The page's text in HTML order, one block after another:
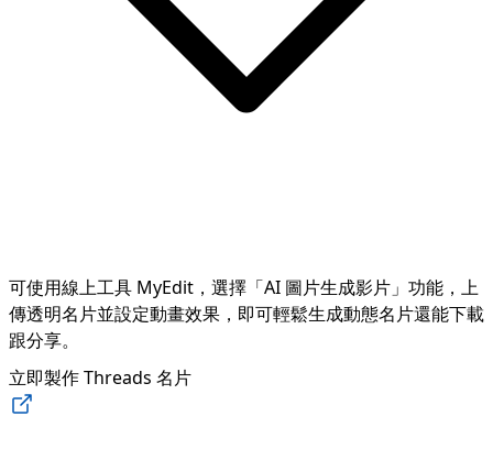
可使用線上工具 MyEdit，選擇「AI 圖片生成影片」功能，上
傳透明名片並設定動畫效果，即可輕鬆生成動態名片還能下載
跟分享。
立即製作 Threads 名片